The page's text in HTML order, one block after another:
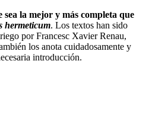
la mejor y más completa que
hermeticum. Los textos han sido
por Francesc Xavier Renau,
los anota cuidadosamente y
introducción.